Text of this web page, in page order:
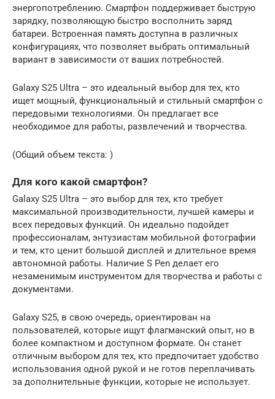
энергопотреблению. Смартфон поддерживает быструю
зарядку, позволяющую быстро восполнить заряд
батареи. Встроенная память доступна в различных
конфигурациях, что позволяет выбрать оптимальный
вариант в зависимости от ваших потребностей.
Galaxy S25 Ultra – это идеальный выбор для тех, кто
ищет мощный, функциональный и стильный смартфон с
передовыми технологиями. Он предлагает все
необходимое для работы, развлечений и творчества.
(Общий объем текста: )
Для кого какой смартфон?
Galaxy S25 Ultra – это выбор для тех, кто требует
максимальной производительности, лучшей камеры и
всех передовых функций. Он идеально подойдет
профессионалам, энтузиастам мобильной фотографии
и тем, кто ценит большой дисплей и длительное время
автономной работы. Наличие S Pen делает его
незаменимым инструментом для творчества и работы с
документами.
Galaxy S25, в свою очередь, ориентирован на
пользователей, которые ищут флагманский опыт, но в
более компактном и доступном формате. Он станет
отличным выбором для тех, кто предпочитает удобство
использования одной рукой и не готов переплачивать
за дополнительные функции, которые не использует.